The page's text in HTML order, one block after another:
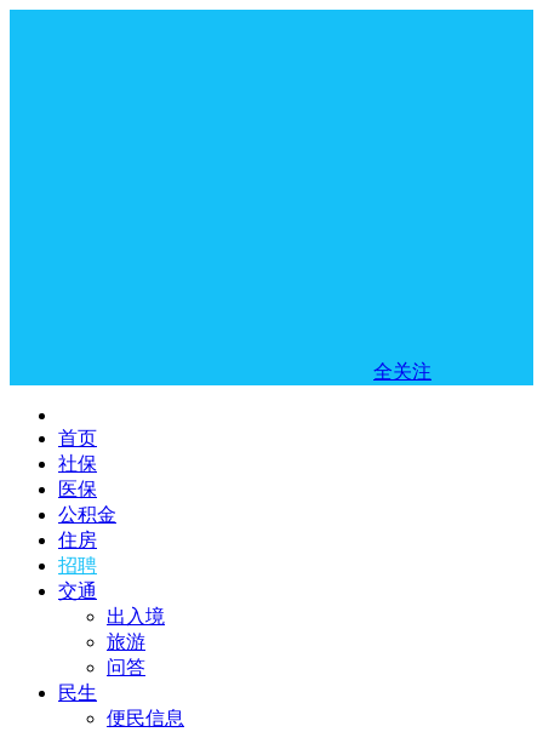
全关注
首页
社保
医保
公积金
住房
招聘
交通
出入境
旅游
问答
民生
便民信息